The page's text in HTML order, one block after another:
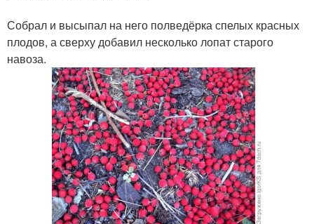
Собрал и высыпал на него полведёрка спелых красных
плодов, а сверху добавил несколько лопат старого
навоза.